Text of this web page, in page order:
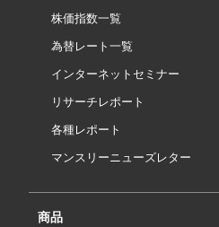
株価指数一覧
為替レート一覧
インターネットセミナー
リサーチレポート
各種レポート
マンスリーニューズレター
商品